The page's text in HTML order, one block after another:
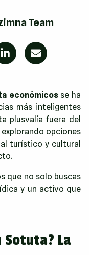
Team
económicosse ha
más inteligentes
plusvalía fuera del
opciones
turístico y cultural
que no solo buscas
y un activo que
La